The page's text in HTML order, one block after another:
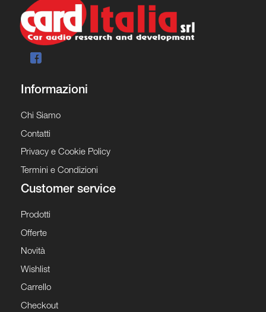
Informazioni
Chi Siamo
Contatti
Privacy e Cookie Policy
Termini e Condizioni
Customer service
Prodotti
Offerte
Novità
Wishlist
Carrello
Checkout